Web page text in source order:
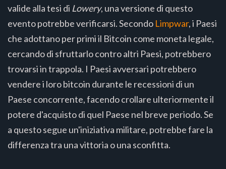
valide alla tesi di Lowery, una versione di questo
evento potrebbe verificarsi. Secondo Limpwar, i Paesi
che adottano per primi il Bitcoin come moneta legale,
cercando di sfruttarlo contro altri Paesi, potrebbero
trovarsi in trappola. I Paesi avversari potrebbero
vendere i loro bitcoin durante le recessioni di un
Paese concorrente, facendo crollare ulteriormente il
potere d'acquisto di quel Paese nel breve periodo. Se
a questo segue un'iniziativa militare, potrebbe fare la
differenza tra una vittoria o una sconfitta.